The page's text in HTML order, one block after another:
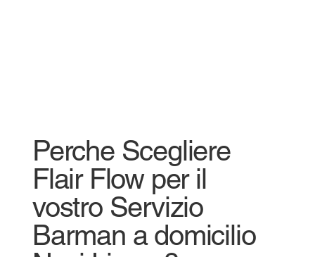
Perche Scegliere
Flair Flow per il
vostro Servizio
Barman a domicilio